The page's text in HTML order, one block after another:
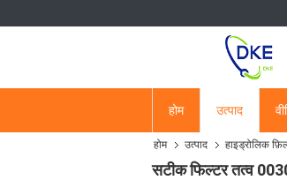
होम उत्पाद
होम उत्पाद हाइड्रोलिक
सटीक फिल्टर तत्व